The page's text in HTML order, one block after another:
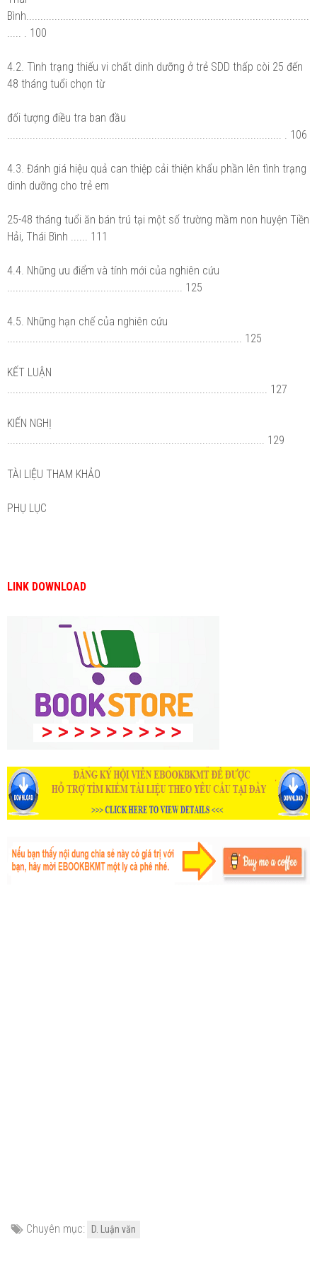
Bình....................................................................................................
..... . 100
4.2. Tình trạng thiếu vi chất dinh dưỡng ở trẻ SDD thấp còi 25 đến
48 tháng tuổi chọn từ
đối tượng điều tra ban đầu
................................................................................................. . 106
4.3. Đánh giá hiệu quả can thiệp cải thiện khẩu phần lên tình trạng
dinh dưỡng cho trẻ em
25-48 tháng tuổi ăn bán trú tại một số trường mầm non huyện Tiền
Hải, Thái Bình ...... 111
4.4. Những ưu điểm và tính mới của nghiên cứu
.............................................................. 125
4.5. Những hạn chế của nghiên cứu
................................................................................... 125
KẾT LUẬN
............................................................................................ 127
KIẾN NGHỊ
........................................................................................... 129
TÀI LIỆU THAM KHẢO
PHỤ LỤC
LINK DOWNLOAD
Chuyên mục: D. Luận văn